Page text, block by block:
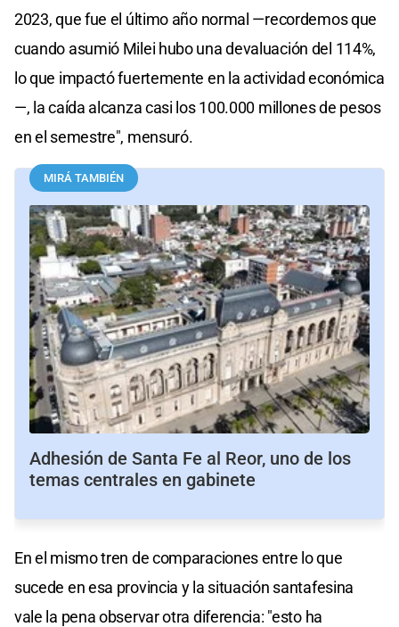
2023, que fue el último año normal —recordemos que
cuando asumió Milei hubo una devaluación del 114%,
lo que impactó fuertemente en la actividad económica
—, la caída alcanza casi los 100.000 millones de pesos
en el semestre", mensuró.
MIRÁ TAMBIÉN
Adhesión de Santa Fe al Reor, uno de los
temas centrales en gabinete
En el mismo tren de comparaciones entre lo que
sucede en esa provincia y la situación santafesina
vale la pena observar otra diferencia: "esto ha